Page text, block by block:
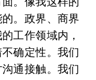
。政界、商界
工作领域内，
确定性。我们
通接触。我们